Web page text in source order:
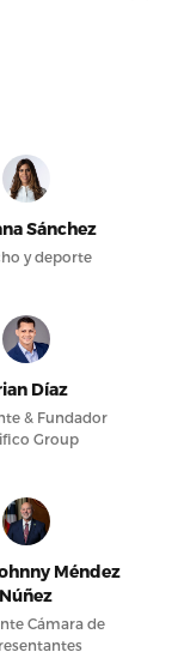
Sánchez
y deporte
Díaz
& Fundador
Group
Méndez
Núñez
Cámara de